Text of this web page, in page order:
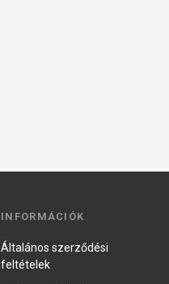
INFORMÁCIÓK
Általános szerződési
feltételek